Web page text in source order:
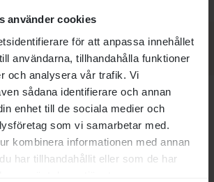
använder cookies
för att anpassa innehållet
användarna, tillhandahålla funktioner
och analysera vår trafik. Vi
sådana identifierare och annan
enhet till de sociala medier och
som vi samarbetar med.
kombinera informationen med annan
har tillhandahållit eller som de har
(IRE)2011
GALILEO (IRE) 1998
ALEXANDER GOLDRUN (IRE)